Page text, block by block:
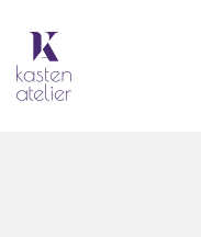
Skip to main content